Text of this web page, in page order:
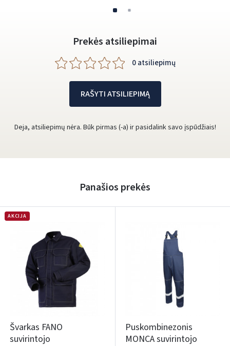
Prekės atsiliepimai
0 atsiliepimų
RAŠYTI ATSILIEPIMĄ
Deja, atsiliepimų nėra. Būk pirmas (-a) ir pasidalink savo įspūdžiais!
Panašios prekės
AKCIJA
Švarkas FANO
suvirintojo
Puskombinezonis
MONCA suvirintojo